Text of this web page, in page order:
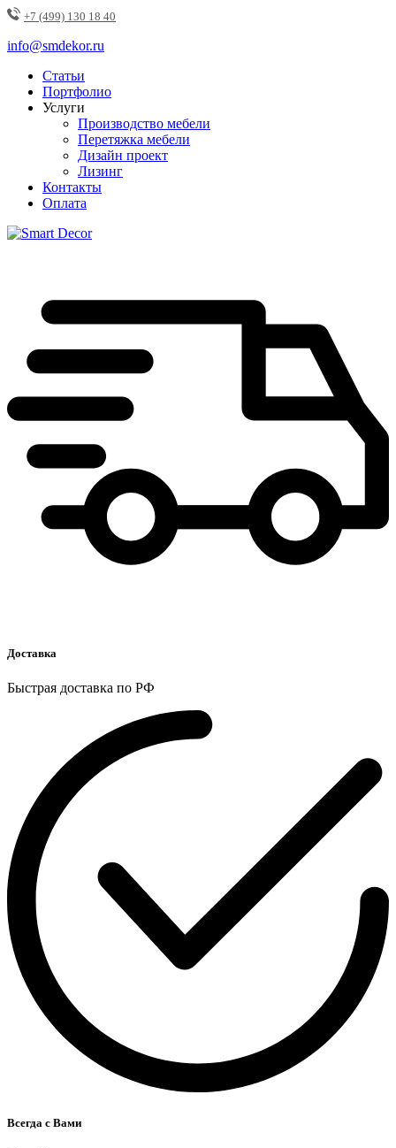
+7 (499) 130 18 40
info@smdekor.ru
Статьи
Портфолио
Услуги
Производство мебели
Перетяжка мебели
Дизайн проект
Лизинг
Контакты
Оплата
Доставка
Быстрая доставка по РФ
Всегда с Вами